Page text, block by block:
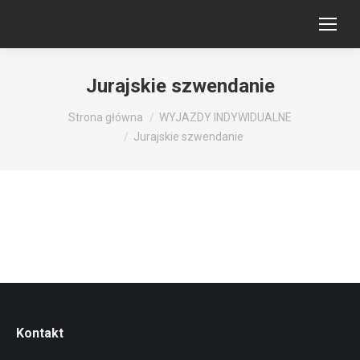
Jurajskie szwendanie
Jesteś tutaj:Strona główna
WYJAZDY INDYWIDUALNE
Jurajskie szwendanie
Kontakt